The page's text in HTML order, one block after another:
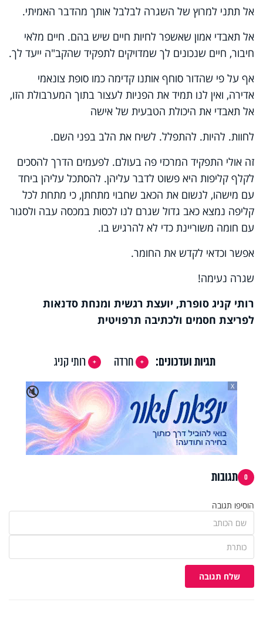
אל תתני למרוץ של השגרה לבלבל אותך מהדבר האמיתי.
אל תאבדי אמון שאשפר לחיות חיים שיש בהם. חיים מלאי
חיבור, חיים שנכונים לך שמדויקים לתפקיד שהקב"ה ייעד לך.
אף על פי שהדור סוחף אותנו קדימה כמו סופת צונאמי
אדירה, ואין לנו תמיד את הפניות לעצור בתוך המערבולת הזו,
אל תאבדי את היכולת הטבעית של אישה
לחוות. להיות. להתפלל. לשיח את הלב בפני השם.
זה אולי התפקיד המרכזי פה בעולם. לפעמים הדרך להסכים
לקלף קליפות היא פשוט לדבר עליהן. להסתכל עליהן ביחד
עם מישהו, לנשום את הכאב שחבוי מתחתן, כי מתחת לכל
קליפה נמצא כאב גדול שגרם לנו לכסות במכסה עבה ולסגור
עם חומה משוריינת כדי לא להרגיש בו.
אפשר וכדאי לקדש את החומר.
שגרה נעימה!
רותי קניג סופרת, יועצת רגשית ומנחת סדנאות
לפריצת חסמים ולכתיבה תרפויטית
תגיות ועדכונים: חרדה
רותי קניג
🔇
X
0 תגובות
הוסיפו תגובה
שלח תגובה